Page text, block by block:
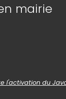
mairie
l'activation du